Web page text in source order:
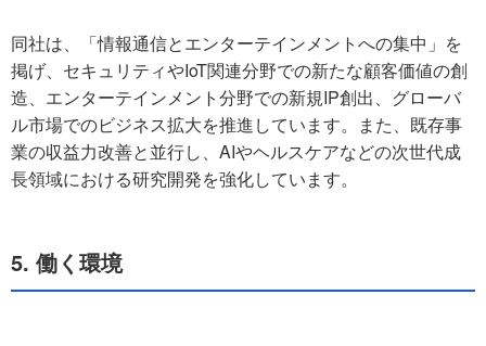
同社は、「情報通信とエンターテインメントへの集中」を
掲げ、セキュリティやIoT関連分野での新たな顧客価値の創
造、エンターテインメント分野での新規IP創出、グローバ
ル市場でのビジネス拡大を推進しています。また、既存事
業の収益力改善と並行し、AIやヘルスケアなどの次世代成
長領域における研究開発を強化しています。
5. 働く環境